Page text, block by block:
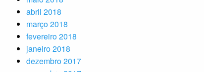
abril 2018
março 2018
fevereiro 2018
janeiro 2018
dezembro 2017